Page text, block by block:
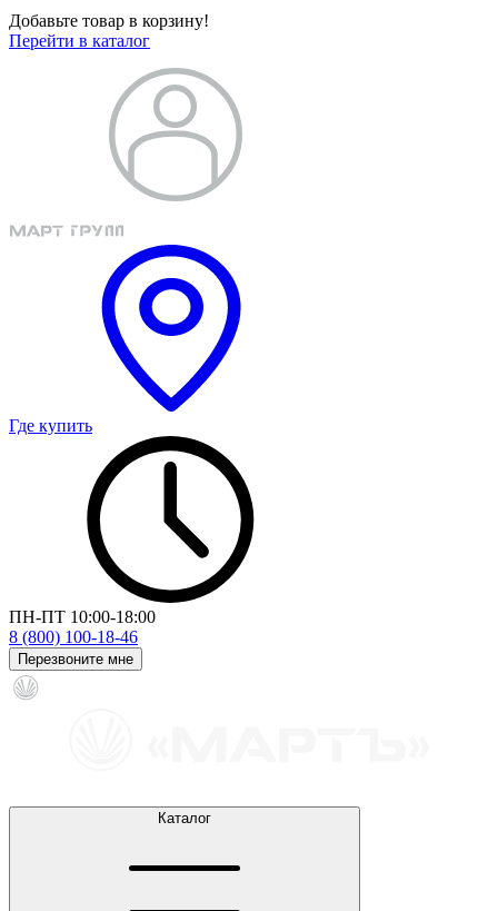
Добавьте товар в корзину!
Перейти в каталог
Где купить
ПН-ПТ 10:00-18:00
8 (800) 100-18-46
Перезвоните мне
Каталог